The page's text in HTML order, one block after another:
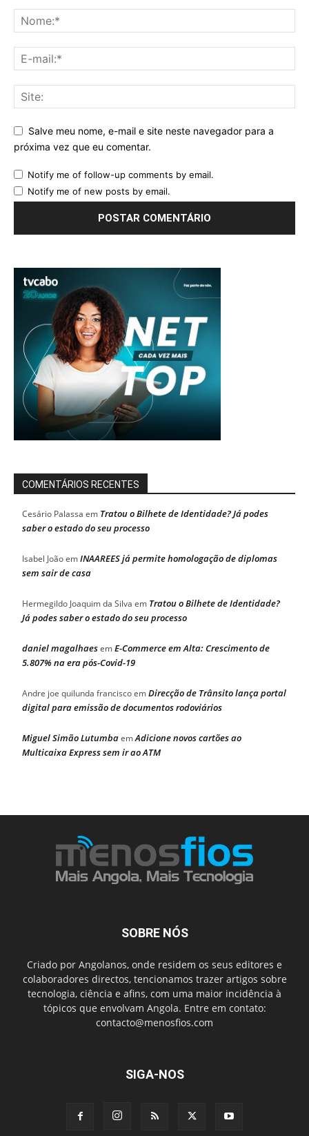
Salve meu nome, e-mail e site neste navegador para a
próxima vez que eu comentar.
Notify me of follow-up comments by email.
Notify me of new posts by email.
COMENTÁRIOS RECENTES
Cesário Palassa em Tratou o Bilhete de Identidade? Já podes
saber o estado do seu processo
Isabel JoãoemINAAREES já permite homologação de diplomas
sem sair de casa
Hermegildo Joaquim da Silva em Tratou o Bilhete de Identidade?
Já podes saber o estado do seu processo
daniel magalhaesemE-Commerce em Alta: Crescimento de
5.807% na era pós-Covid-19
Andre joe quilunda franciscoemDirecção de Trânsito lança portal
digital para emissão de documentos rodoviários
Miguel Simão LutumbaemAdicione novos cartões ao
Multicaixa Express sem ir ao ATM
SOBRE NÓS
Criado por Angolanos, onde residem os seus editores e
colaboradores directos, tencionamos trazer artigos sobre
tecnologia, ciência e afins, com uma maior incidência à
tópicos que envolvam Angola. Entre em contato:
contacto@menosfios.com
SIGA-NOS